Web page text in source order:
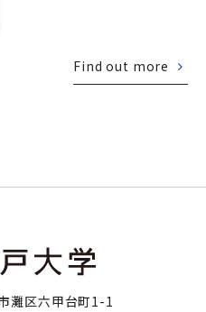
Find out more
灘区六甲台町1-1